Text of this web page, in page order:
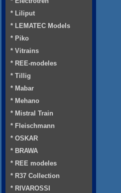
* Liliput
* LEMATEC Models
* Piko
* Vitrains
* REE-modeles
* Tillig
* Mabar
* Mehano
* Mistral Train
* Fleischmann
* OSKAR
* BRAWA
* REE modeles
* R37 Collection
* RIVAROSSI